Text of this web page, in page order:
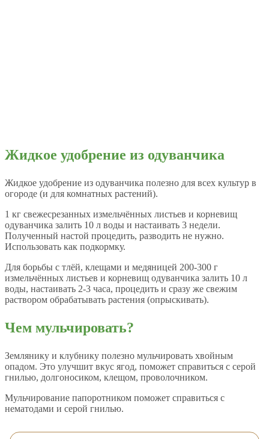
Жидкое удобрение из одуванчика
Жидкое удобрение из одуванчика полезно для всех культур в
огороде (и для комнатных растений).
1 кг свежесрезанных измельчённых листьев и корневищ
одуванчика залить 10 л воды и настаивать 3 недели.
Полученный настой процедить, разводить не нужно.
Использовать как подкормку.
Для борьбы с тлёй, клещами и медяницей 200-300 г
измельчённых листьев и корневищ одуванчика залить 10 л
воды, настаивать 2-3 часа, процедить и сразу же свежим
раствором обрабатывать растения (опрыскивать).
Чем мульчировать?
Землянику и клубнику полезно мульчировать хвойным
опадом. Это улучшит вкус ягод, поможет справиться с серой
гнилью, долгоносиком, клещом, проволочником.
Мульчирование папоротником поможет справиться с
нематодами и серой гнилью.